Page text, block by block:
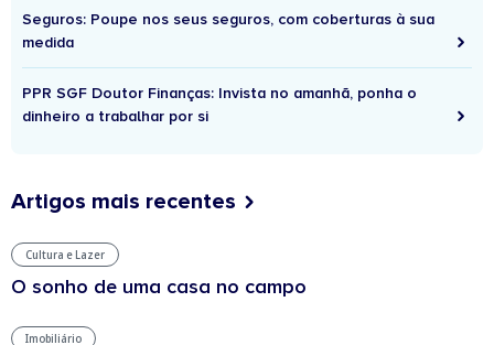
Seguros: Poupe nos seus seguros, com coberturas à sua
medida
PPR SGF Doutor Finanças: Invista no amanhã, ponha o
dinheiro a trabalhar por si
Artigos mais recentes
Cultura e Lazer
O sonho de uma casa no campo
Imobiliário